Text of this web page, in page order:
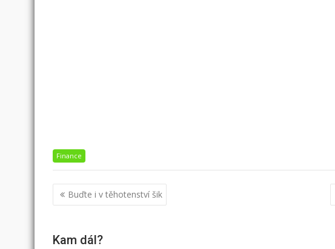
Finance
Navigace
pro
Buďte i v těhotenství šik
Kam dál?